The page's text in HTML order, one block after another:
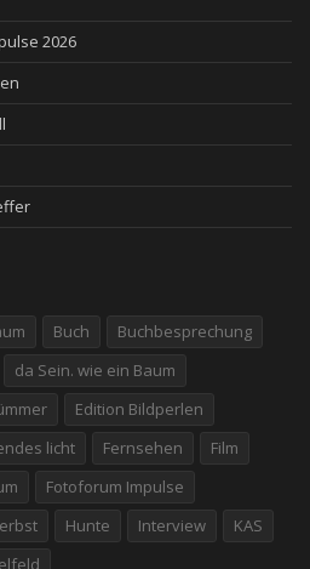
2026
Buch
Buchbesprechung
da Sein. wie ein Baum
Edition Bildperlen
licht
Fernsehen
Film
Fotoforum Impulse
Hunte Interview
KAS